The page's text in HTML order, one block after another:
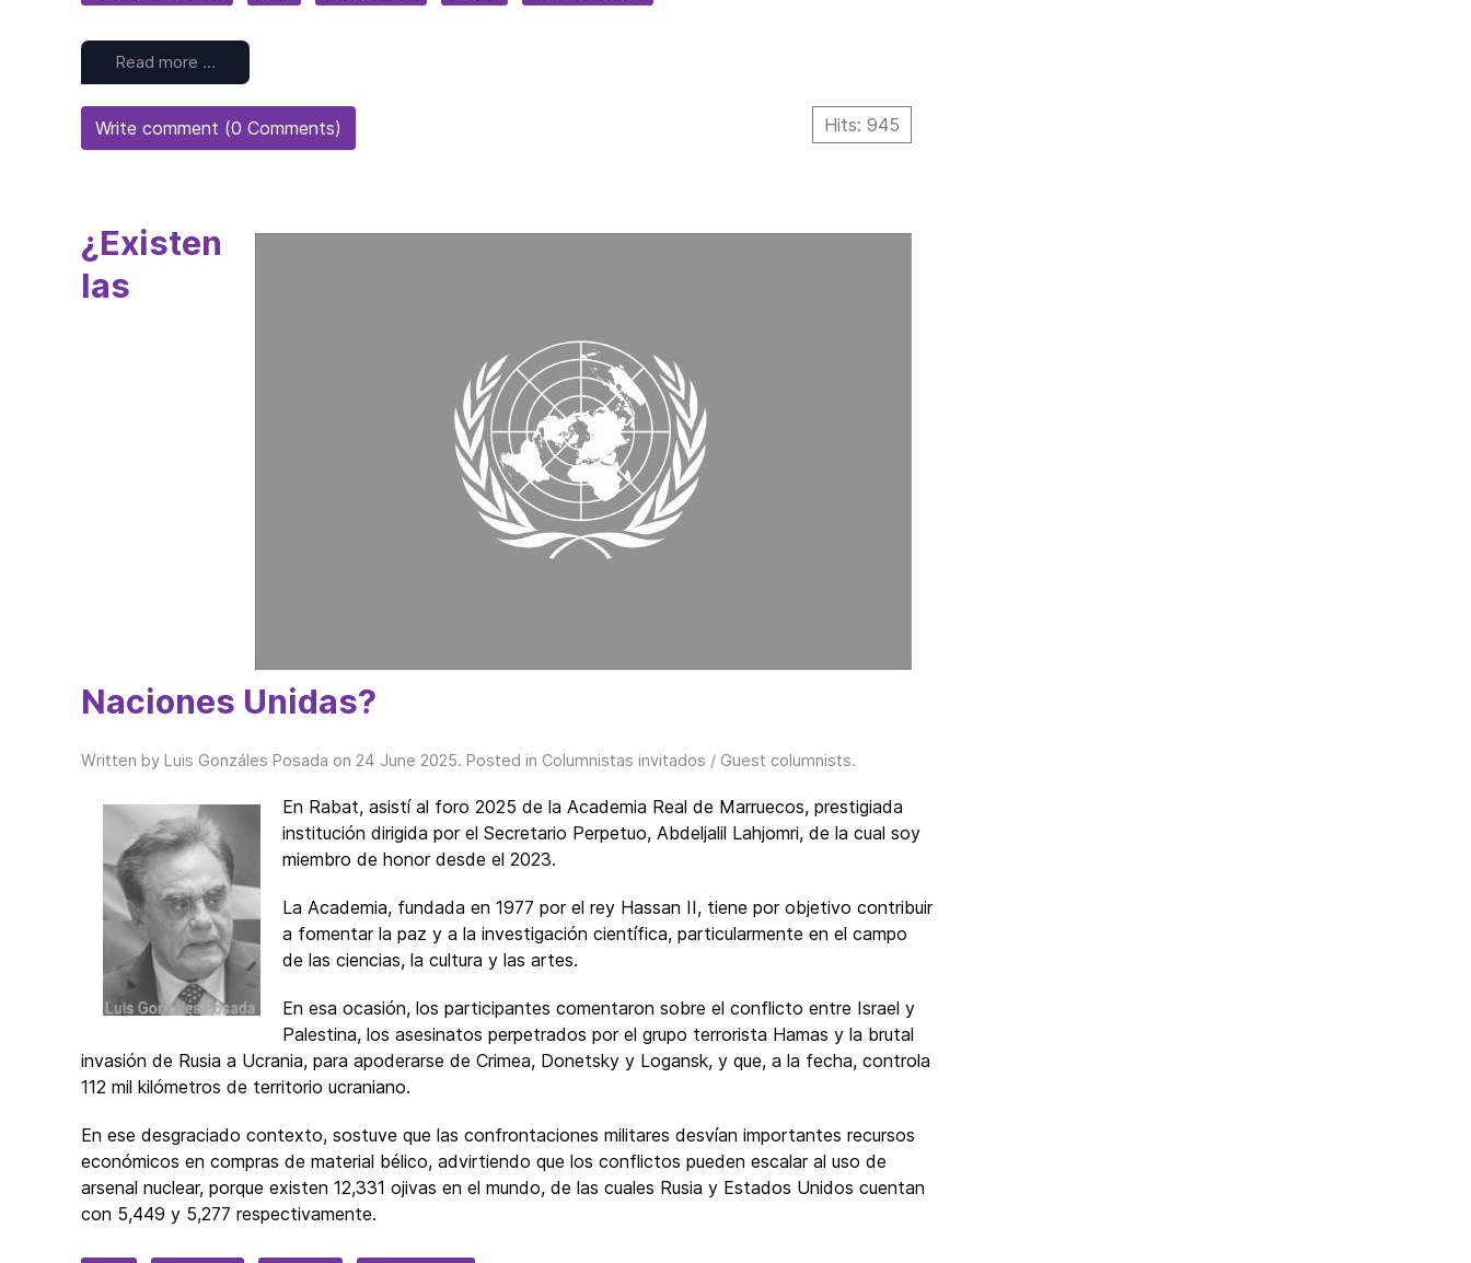
Read more …
Hits: 945
Write comment (0 Comments)
¿Existen
las
Naciones Unidas?
Written by Luis Gonzáles Posada on 24 June 2025. Posted in Columnistas invitados / Guest columnists.
En Rabat, asistí al foro 2025 de la Academia Real de Marruecos, prestigiada
institución dirigida por el Secretario Perpetuo, Abdeljalil Lahjomri, de la cual soy
miembro de honor desde el 2023.
La Academia, fundada en 1977 por el rey Hassan II, tiene por objetivo contribuir
a fomentar la paz y a la investigación científica, particularmente en el campo
de las ciencias, la cultura y las artes.
En esa ocasión, los participantes comentaron sobre el conflicto entre Israel y
Palestina, los asesinatos perpetrados por el grupo terrorista Hamas y la brutal
invasión de Rusia a Ucrania, para apoderarse de Crimea, Donetsky y Logansk, y que, a la fecha, controla
112 mil kilómetros de territorio ucraniano.
En ese desgraciado contexto, sostuve que las confrontaciones militares desvían importantes recursos
económicos en compras de material bélico, advirtiendo que los conflictos pueden escalar al uso de
arsenal nuclear, porque existen 12,331 ojivas en el mundo, de las cuales Rusia y Estados Unidos cuentan
con 5,449 y 5,277 respectivamente.